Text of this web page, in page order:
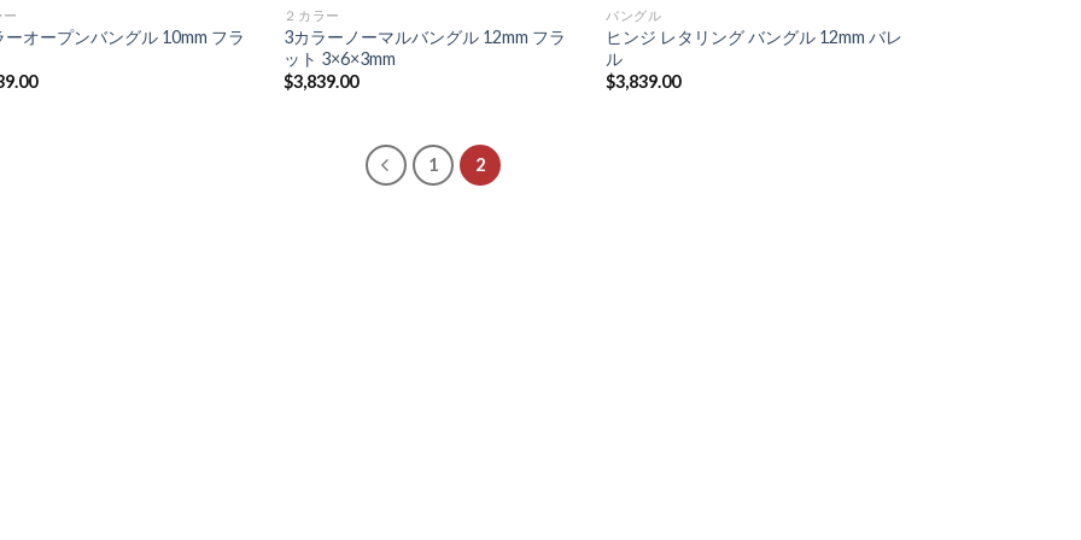
ー
ーオープンバングル 10mm フラ
２カラー
3カラーノーマルバングル 12mm フラ
ット 3×6×3mm
$3,839.00
バングル
ヒンジ レタリング バングル 12mm バレ
ル
$3,839.00
1 2